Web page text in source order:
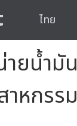
ไทย
ายน้ำ
าหกรรม